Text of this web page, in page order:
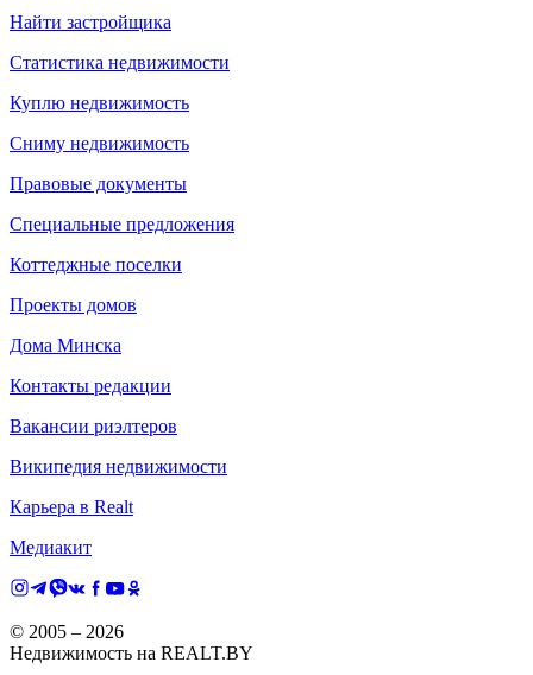
Найти застройщика
Статистика недвижимости
Куплю недвижимость
Сниму недвижимость
Правовые документы
Специальные предложения
Коттеджные поселки
Проекты домов
Дома Минска
Контакты редакции
Вакансии риэлтеров
Википедия недвижимости
Карьера в Realt
Медиакит
© 2005 – 2026
Недвижимость на REALT.BY